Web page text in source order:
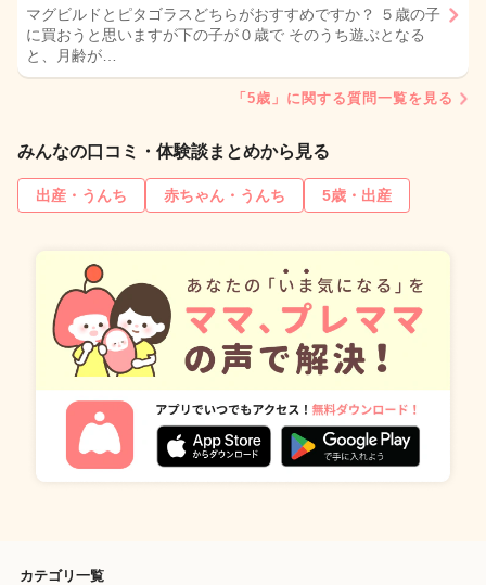
マグビルドとピタゴラスどちらがおすすめですか？ ５歳の子
に買おうと思いますが下の子が０歳で そのうち遊ぶとなる
と、月齢が…
「5歳」に関する質問一覧を見る
みんなの口コミ・体験談まとめから見る
出産・うんち 赤ちゃん・うんち 5歳・出産
カテゴリ一覧